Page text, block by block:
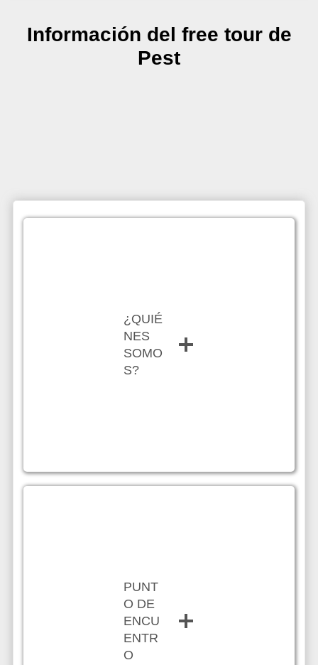
Información del free tour de
Pest
¿QUIÉ
NES
SOMO
S?
PUNT
O DE
ENCU
ENTR
O